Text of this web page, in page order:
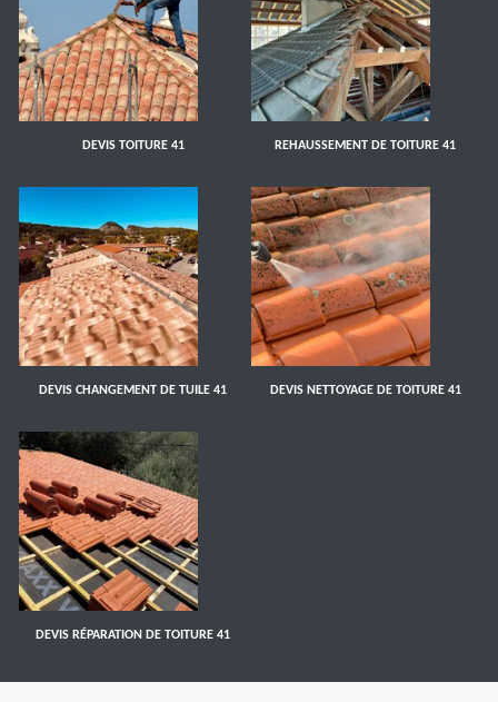
DEVIS TOITURE 41 REHAUSSEMENT DE TOITURE 41
DEVIS CHANGEMENT DE TUILE 41 DEVIS NETTOYAGE DE TOITURE 41
DEVIS RÉPARATION DE TOITURE 41